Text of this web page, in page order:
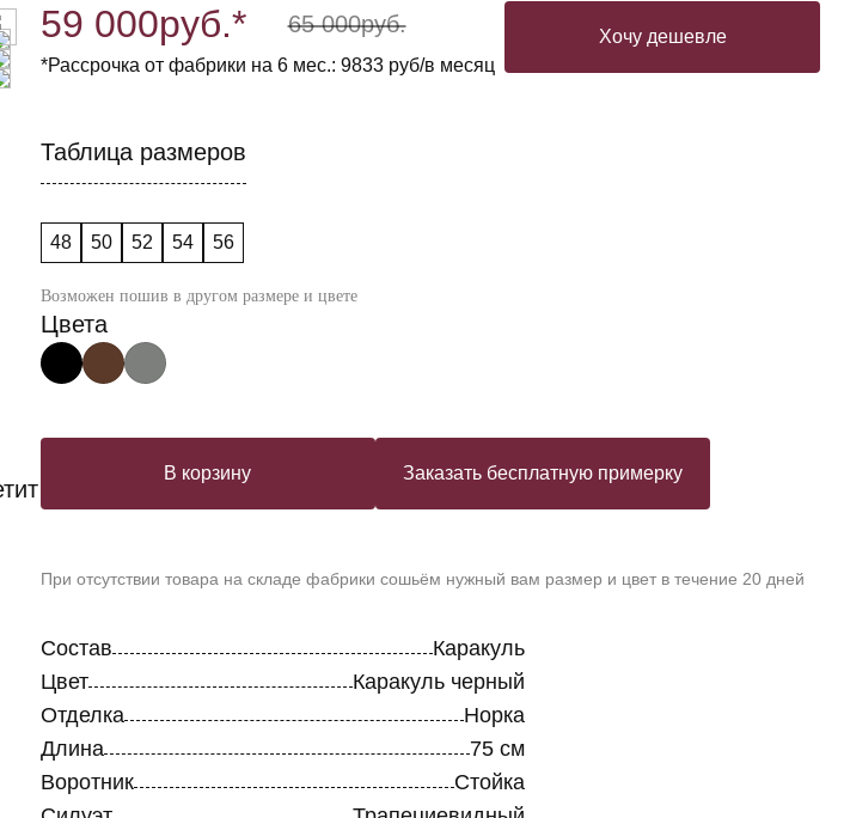
59 000руб.* 65 000руб.
*Рассрочка от фабрики на 6 мес.: 9833 руб/в месяц
Хочу дешевле
Таблица размеров
48 50 52 54 56
Возможен пошив в другом размере и цвете
Цвета
В корзину Заказать бесплатную примерку
При отсутствии товара на складе фабрики сошьём нужный вам размер и цвет в течение 20 дней
Состав
Каракуль
Цвет
Каракуль черный
Отделка
Норка
Длина
75 см
Воротник
Стойка